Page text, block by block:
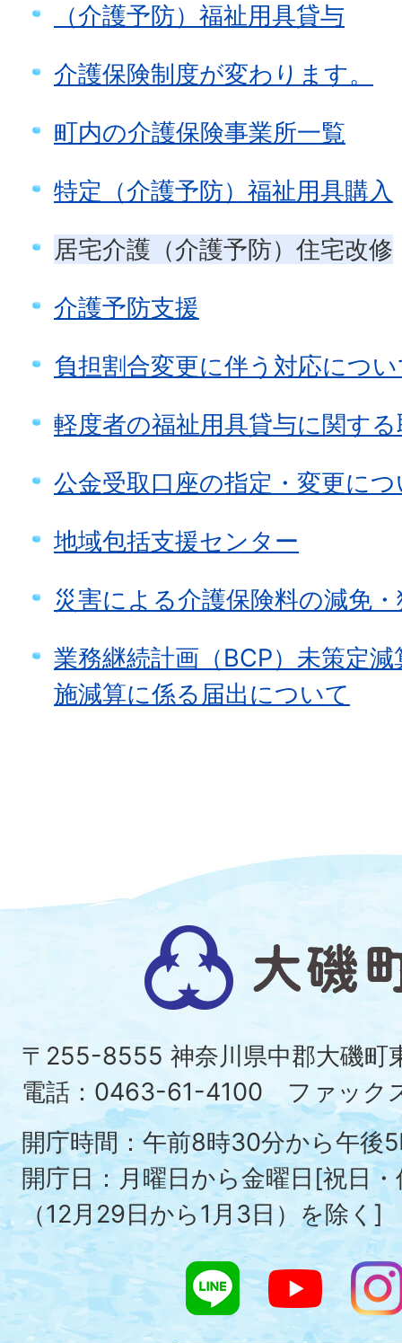
（介護予防）福祉用具貸与
介護保険制度が変わります。
町内の介護保険事業所一覧
特定（介護予防）福祉用具購入
居宅介護（介護予防）住宅改修
介護予防支援
負担割合変更に伴う対応につ
軽度者の福祉用具貸与に関す
公金受取口座の指定・変更に
地域包括支援センター
災害による介護保険料の減免
業務継続計画（BCP）未策定
施減算に係る届出について
大
磯
町
〒255-8555 神奈川県中郡大磯
電話：0463-61-4100 ファック
開庁時間：午前8時30分から午後
開庁日：月曜日から金曜日[祝日
（12月29日から1月3日）を除く]